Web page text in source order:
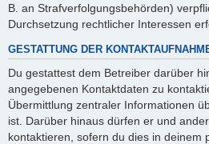
B. an Strafverfolgungsbehörden)
Durchsetzung rechtlicher Interessen
GESTATTUNG DER
Du gestattest dem Betreiber darüber
angegebenen Kontaktdaten zu
Übermittlung zentraler Informationen
ist. Darüber hinaus dürfen er und
kontaktieren, sofern du dies in deinem